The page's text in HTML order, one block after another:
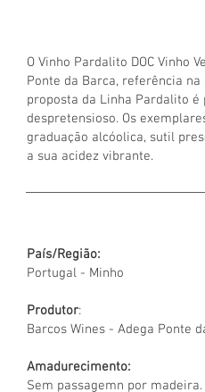
O Vinho Pardalito DOC Vinho
Ponte da Barca, referência
proposta da Linha Pardalito
despretensioso. Os
graduação alcóolica, sutil
a sua acidez vibrante.
País/Região:
Portugal - Minho
Produtor:
Barcos Wines - Adega Ponte
Amadurecimento:
Sem passagemn por madeira.